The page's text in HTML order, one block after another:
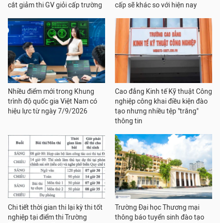
cắt giảm thi GV giỏi cấp trường
cấp sẽ khác so với hiện nay
Nhiều điểm mới trong Khung
trình độ quốc gia Việt Nam có
hiệu lực từ ngày 7/9/2026
Cao đẳng Kinh tế Kỹ thuật Công
nghiệp công khai điều kiện đào
tạo nhưng nhiều tệp "trắng"
thông tin
Chi tiết thời gian thi lại kỳ thi tốt
nghiệp tại điểm thi Trường
Trường Đại học Thương mại
thông báo tuyển sinh đào tạo